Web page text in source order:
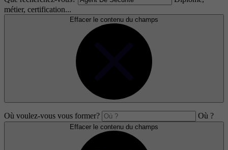
métier, certification...
Effacer le contenu du champs
Où voulez-vous vous former? Où ?
Effacer le contenu du champs